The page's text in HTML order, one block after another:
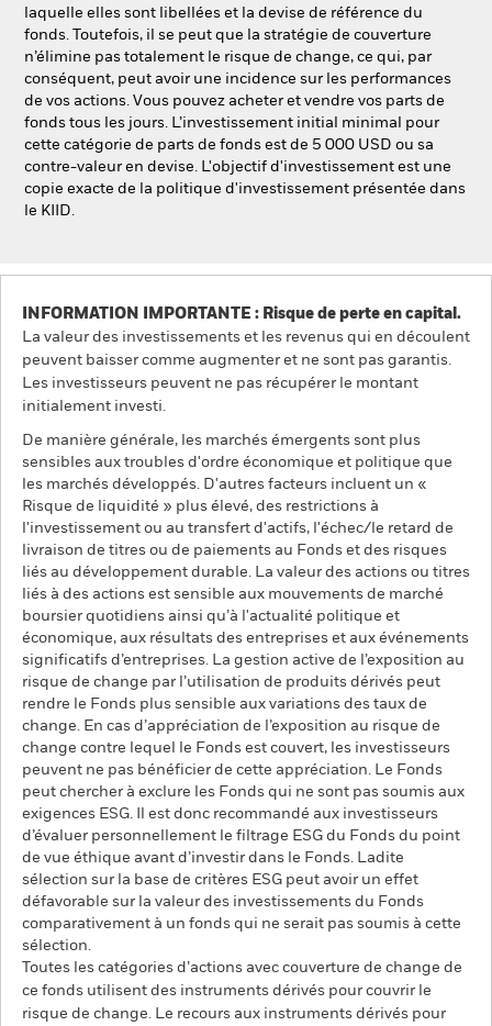
laquelle elles sont libellées et la devise de référence du
fonds. Toutefois, il se peut que la stratégie de couverture
n’élimine pas totalement le risque de change, ce qui, par
conséquent, peut avoir une incidence sur les performances
de vos actions. Vous pouvez acheter et vendre vos parts de
fonds tous les jours. L’investissement initial minimal pour
cette catégorie de parts de fonds est de 5 000 USD ou sa
contre-valeur en devise. L'objectif d'investissement est une
copie exacte de la politique d'investissement présentée dans
le KIID.
INFORMATION IMPORTANTE : Risque de perte en capital.
La valeur des investissements et les revenus qui en découlent
peuvent baisser comme augmenter et ne sont pas garantis.
Les investisseurs peuvent ne pas récupérer le montant
initialement investi.
De manière générale, les marchés émergents sont plus
sensibles aux troubles d'ordre économique et politique que
les marchés développés. D'autres facteurs incluent un «
Risque de liquidité » plus élevé, des restrictions à
l'investissement ou au transfert d'actifs, l'échec/le retard de
livraison de titres ou de paiements au Fonds et des risques
liés au développement durable. La valeur des actions ou titres
liés à des actions est sensible aux mouvements de marché
boursier quotidiens ainsi qu’à l'actualité politique et
économique, aux résultats des entreprises et aux événements
significatifs d’entreprises. La gestion active de l’exposition au
risque de change par l’utilisation de produits dérivés peut
rendre le Fonds plus sensible aux variations des taux de
change. En cas d’appréciation de l’exposition au risque de
change contre lequel le Fonds est couvert, les investisseurs
peuvent ne pas bénéficier de cette appréciation. Le Fonds
peut chercher à exclure les Fonds qui ne sont pas soumis aux
exigences ESG. Il est donc recommandé aux investisseurs
d’évaluer personnellement le filtrage ESG du Fonds du point
de vue éthique avant d’investir dans le Fonds. Ladite
sélection sur la base de critères ESG peut avoir un effet
défavorable sur la valeur des investissements du Fonds
comparativement à un fonds qui ne serait pas soumis à cette
sélection.
Toutes les catégories d’actions avec couverture de change de
ce fonds utilisent des instruments dérivés pour couvrir le
risque de change. Le recours aux instruments dérivés pour